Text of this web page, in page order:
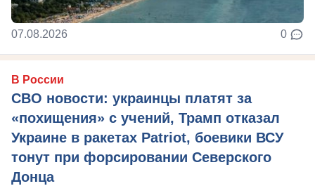
07.08.2026 0
В России
СВО новости: украинцы платят за
«похищения» с учений, Трамп отказал
Украине в ракетах Patriot, боевики ВСУ
тонут при форсировании Северского
Донца